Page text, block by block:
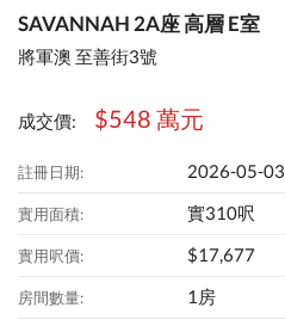
SAVANNAH 2A座 高層 E室
將軍澳 至善街3號
成交價: $548 萬元
註冊日期: 2026-05-03
實用面積: 實310呎
實用呎價: $17,677
房間數量: 1房